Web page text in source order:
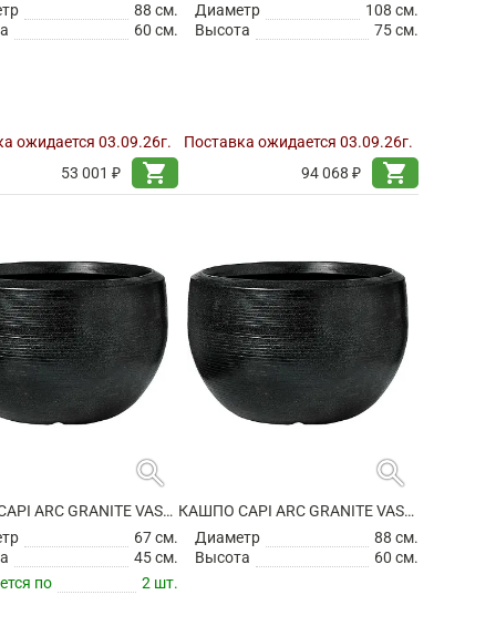
88 см.
60 см.
ожидается 03.09.26г.
53 001 ₽
shopping_cart
Диаметр
108 см.
Высота
75 см.
Поставка ожидается 03.09.26г.
94 068 ₽
shopping_cart
search
КАШПО CAPI ARC GRANITE VASE BALL BLACK
67 см.
45 см.
по
2 шт.
search
КАШПО CAPI ARC GRANITE VASE BALL BLACK
Диаметр
88 см.
Высота
60 см.